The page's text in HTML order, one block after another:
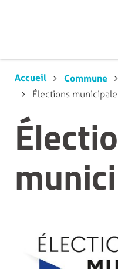
Accueil Commune
Élections